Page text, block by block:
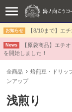
お知らせ 【8/10まで】エ
News
【原袋商品】エチ
を開始しました！
全商品 焙煎豆・ドリッ
ンアップ
浅煎り